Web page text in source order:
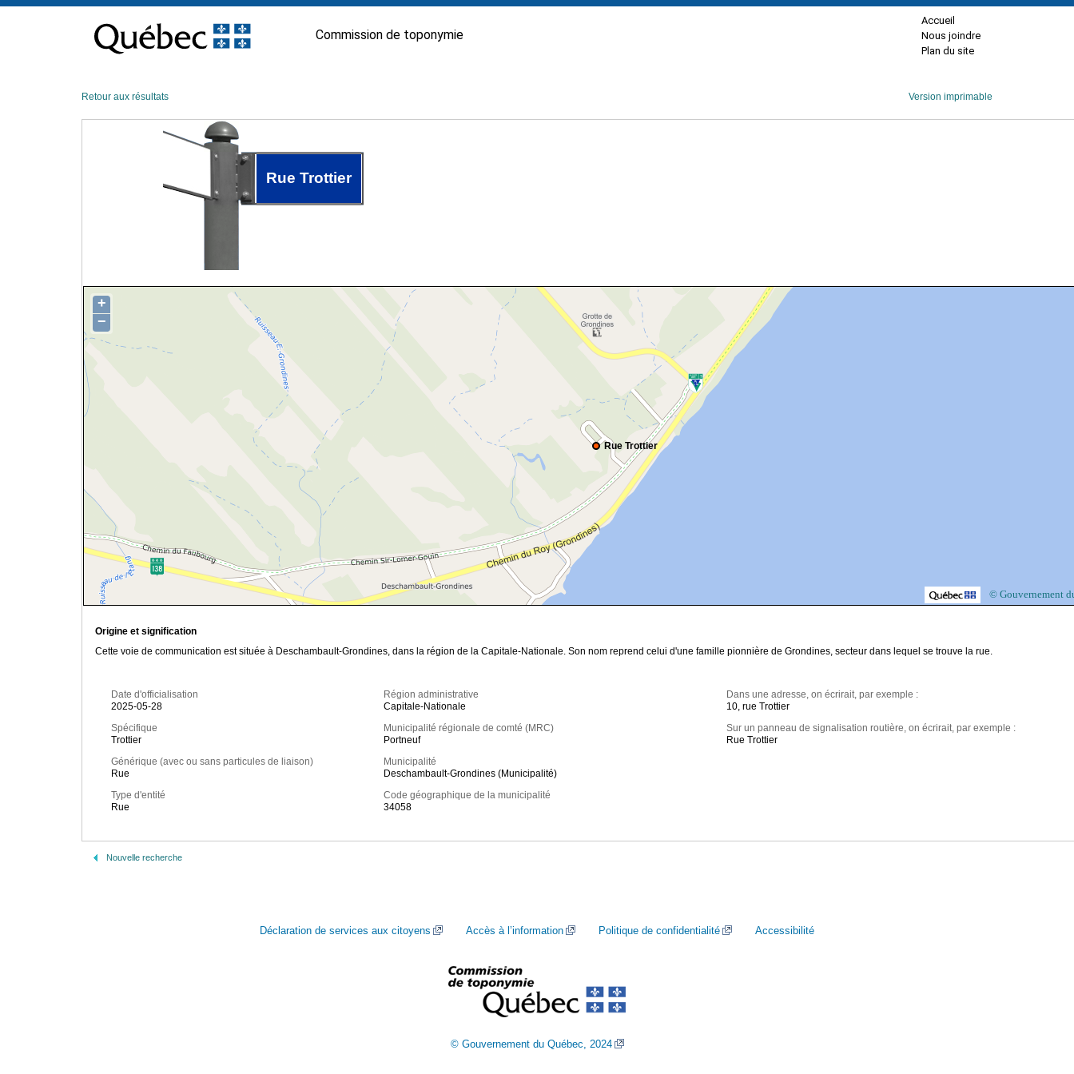
contenu
Commission de toponymie
Accueil
Nous joindre
Plan du site
Retour aux résultats Version imprimable
Rue Trottier
Rue Trottier
+
−
© Gouvernement
Origine et signification
Cette voie de communication est située à Deschambault-Grondines, dans la région de la Capitale-Nationale. Son nom reprend celui d'une famille pionnière de Grondines, secteur dans lequel se trouve la rue.
Date d'officialisation
2025-05-28
Spécifique
Trottier
Générique (avec ou sans particules de liaison)
Rue
Type d'entité
Rue
Région administrative
Capitale-Nationale
Municipalité régionale de comté (MRC)
Portneuf
Municipalité
Deschambault-Grondines (Municipalité)
Code géographique de la municipalité
34058
Dans une adresse, on écrirait, par exemple :
10, rue Trottier
Sur un panneau de signalisation routière, on écrirait, par exemple :
Rue Trottier
Nouvelle recherche
Déclaration de services aux citoyens Accès à l’information Politique de confidentialité Accessibilité
© Gouvernement du Québec, 2024